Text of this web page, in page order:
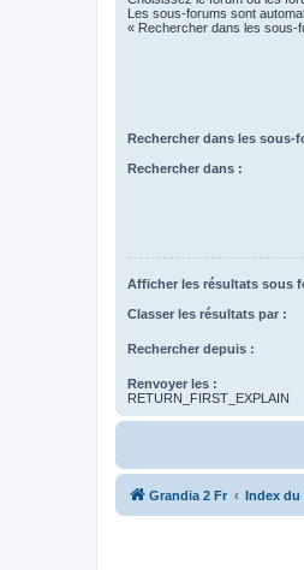
Les sous-forums sont
« Rechercher dans les sous-
Rechercher dans les sous-
Rechercher dans :
Afficher les résultats sous
Classer les résultats par :
Rechercher depuis :
Renvoyer les :
RETURN_FIRST_EXPLAIN
Grandia 2 Fr Index du